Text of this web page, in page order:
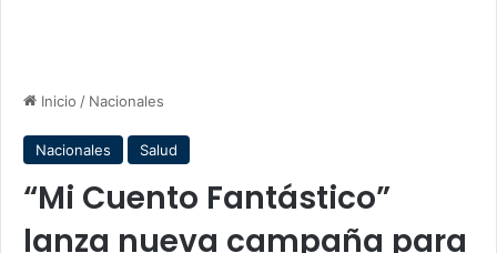
Inicio / Nacionales
Nacionales Salud
“Mi Cuento Fantástico”
lanza nueva campaña para